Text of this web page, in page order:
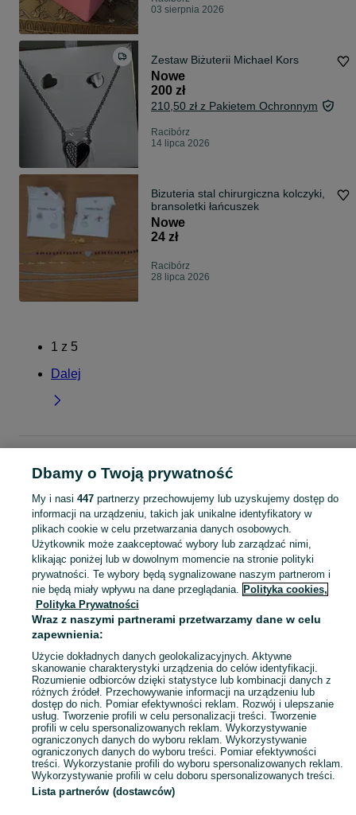
03 sierpnia 2026
Zestaw Biżuterii Michael Kors
Nowe
200 zł
210,50 zł z Pakietem Ochronnym
Racibórz
14 lipca 2026
Bizuteria stal chirurgiczna kolczyki,
bransoletki łańcuszek
Nowe
24 zł
Racibórz
28 lipca 2026
1 z 5
Dalej
Zestawy biżuterii - Racibórz
KATEGORIA
Zobacz
Mapa kategorii
Mapa miejscowości
Mapa ministron
Popularne wyszukiwania
Dbamy o Twoją prywatność
My i nasi 447partnerzy przechowujemy lub uzyskujemy dostęp do
informacji na urządzeniu, takich jak unikalne identyfikatory w
plikach cookie w celu przetwarzania danych osobowych.
Użytkownik może zaakceptować wybory lub zarządzać nimi,
klikając poniżej lub w dowolnym momencie na stronie polityki
prywatności. Te wybory będą sygnalizowane naszym partnerom i
nie będą miały wpływu na dane przeglądania. Polityka cookies,
Polityka Prywatności
Wraz z naszymi partnerami przetwarzamy dane w celu
zapewnienia:
Użycie dokładnych danych geolokalizacyjnych. Aktywne
skanowanie charakterystyki urządzenia do celów identyfikacji.
Rozumienie odbiorców dzięki statystyce lub kombinacji danych z
różnych źródeł. Przechowywanie informacji na urządzeniu lub
dostęp do nich. Pomiar efektywności reklam. Rozwój i ulepszanie
usług. Tworzenie profili w celu personalizacji treści. Tworzenie
profili w celu spersonalizowanych reklam. Wykorzystywanie
ograniczonych danych do wyboru reklam. Wykorzystywanie
ograniczonych danych do wyboru treści. Pomiar efektywności
treści. Wykorzystanie profili do wyboru spersonalizowanych reklam.
Wykorzystywanie profili w celu doboru spersonalizowanych treści.
Lista partnerów (dostawców)